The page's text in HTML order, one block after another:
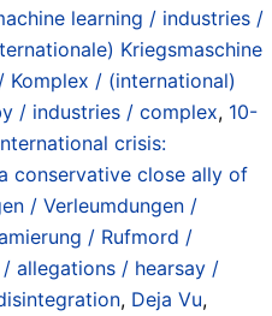
learning / industries /
Kriegsmaschine
/ (international)
/ industries / complex, 10-
crisis:
conservative close ally of
/ Verleumdungen /
/ Rufmord /
allegations / hearsay /
, Deja Vu,